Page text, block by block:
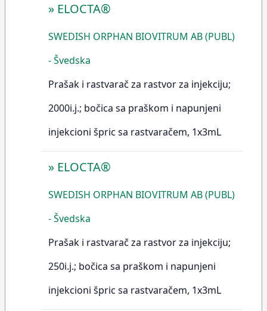
» ELOCTA®
SWEDISH ORPHAN BIOVITRUM AB (PUBL)
- Švedska
Prašak i rastvarač za rastvor za injekciju;
2000i.j.; bočica sa praškom i napunjeni
injekcioni špric sa rastvaračem, 1x3mL
» ELOCTA®
SWEDISH ORPHAN BIOVITRUM AB (PUBL)
- Švedska
Prašak i rastvarač za rastvor za injekciju;
250i.j.; bočica sa praškom i napunjeni
injekcioni špric sa rastvaračem, 1x3mL